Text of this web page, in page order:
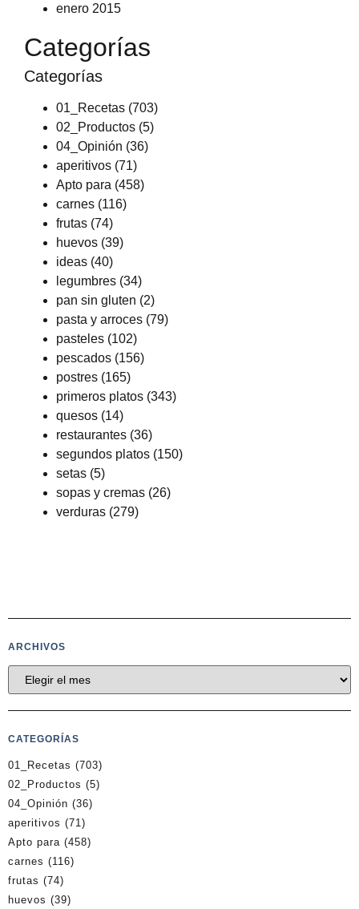
enero 2015
Categorías
Categorías
01_Recetas (703)
02_Productos (5)
04_Opinión (36)
aperitivos (71)
Apto para (458)
carnes (116)
frutas (74)
huevos (39)
ideas (40)
legumbres (34)
pan sin gluten (2)
pasta y arroces (79)
pasteles (102)
pescados (156)
postres (165)
primeros platos (343)
quesos (14)
restaurantes (36)
segundos platos (150)
setas (5)
sopas y cremas (26)
verduras (279)
ARCHIVOS
CATEGORÍAS
01_Recetas (703)
02_Productos (5)
04_Opinión (36)
aperitivos (71)
Apto para (458)
carnes (116)
frutas (74)
huevos (39)